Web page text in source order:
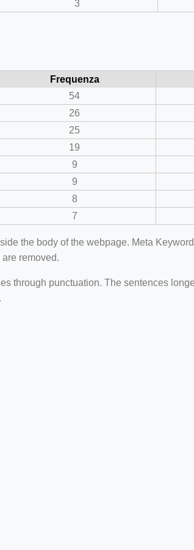
3
Frequenza
54
26
25
19
9
9
8
7
the body of the webpage. Meta
removed.
through punctuation. The sentences